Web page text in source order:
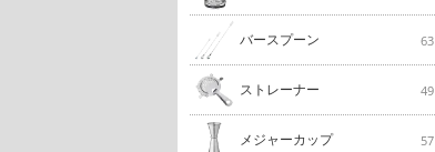
バースプーン 63
ストレーナー 49
メジャーカップ 57